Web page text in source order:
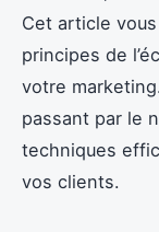
Cet article
principes de
votre
passant par le
techniques
vos clients.